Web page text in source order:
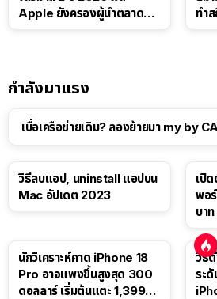
Apple ยังครองผู้นำตลาด
ทำ
กำลังมาแรง
เบื่อเครือข่ายเดิม? ลองย้ายมา my by
วิธีลบแอป, uninstall แอปบน
Mac อัปเดต 2023
เปิ
พอ
บา
นักวิเคราะห์คาด iPhone 18
Pro อาจแพงขึ้นสูงสุด 300
ดอลลาร์ เริ่มต้นแตะ 1,399
วิธี
ระ